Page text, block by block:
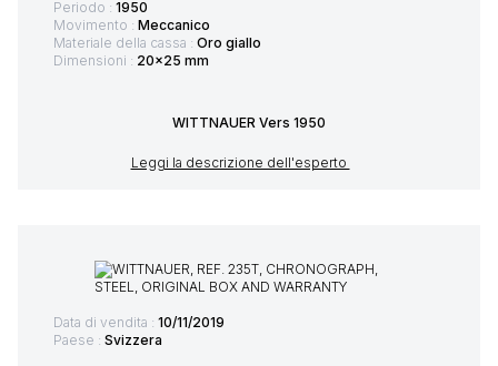
Periodo : 1950
Movimento : Meccanico
Materiale della cassa : Oro giallo
Dimensioni : 20x25 mm
WITTNAUER Vers 1950
Leggi la descrizione dell'esperto
Data di vendita : 10/11/2019
Paese : Svizzera